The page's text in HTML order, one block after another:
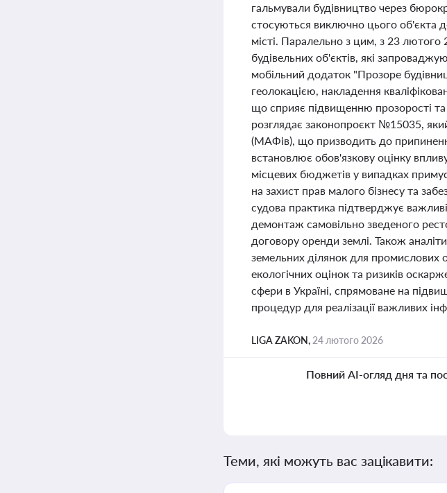
гальмували будівництво через
стосуються виключно цього об'єкта
місті. Паралельно з цим, з 23 лютого
будівельних об'єктів, які
мобільний додаток "Прозоре
геолокацією, накладення
що сприяє підвищенню прозорості та
розглядає законопроєкт №15035,
(МАФів), що призводить до
встановлює обов'язкову оцінку
місцевих бюджетів у випадках
на захист прав малого бізнесу та
судова практика підтверджує
демонтаж самовільно зведеного
договору оренди землі. Також
земельних ділянок для промислових
екологічних оцінок та ризиків
сфери в Україні, спрямоване на
процедур для реалізації важливих
LIGA ZAKON, 24 лютого 2026
Повний AI-огляд дня та
Теми, які можуть вас зацікавити: